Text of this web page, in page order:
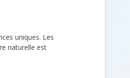
uniques. Les
naturelle est